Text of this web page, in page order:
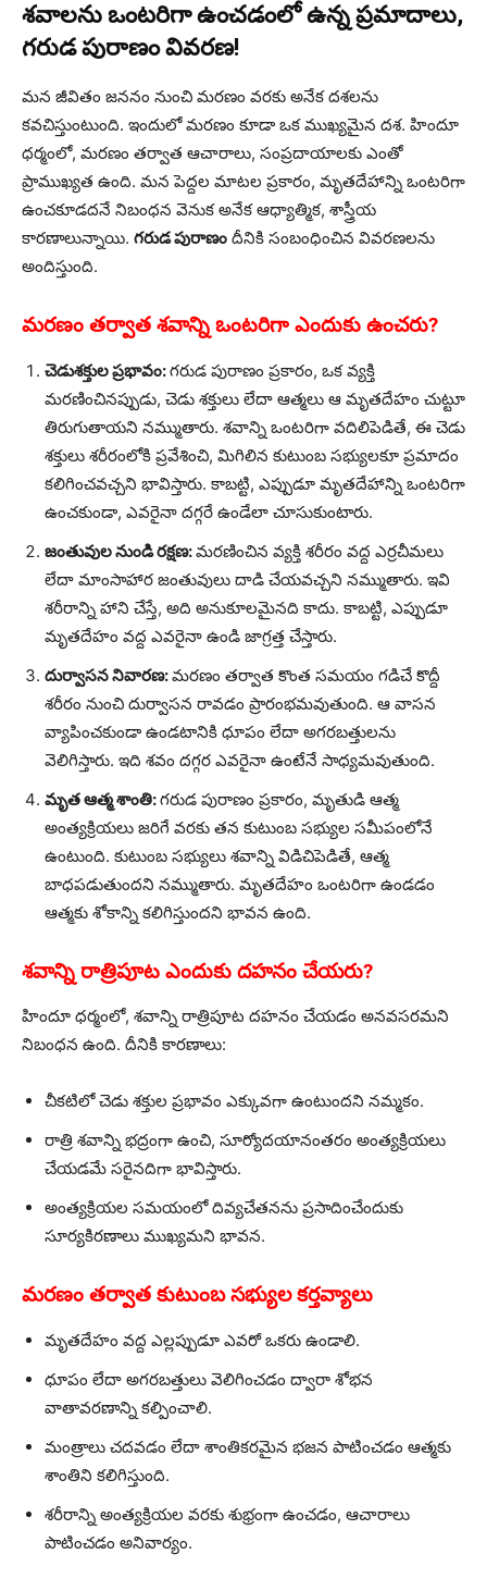
శవాలను ఒంటరిగా ఉంచడంలో ఉన్న ప్రమాదాలు,
గరుడ పురాణం వివరణ!
మన జీవితం జననం నుంచి మరణం వరకు అనేక దశలను
కవచిస్తుంటుంది. ఇందులో మరణం కూడా ఒక ముఖ్యమైన దశ. హిందూ
ధర్మంలో, మరణం తర్వాత ఆచారాలు, సంప్రదాయాలకు ఎంతో
ప్రాముఖ్యత ఉంది. మన పెద్దల మాటల ప్రకారం, మృతదేహాన్ని ఒంటరిగా
ఉంచకూడదనే నిబంధన వెనుక అనేక ఆధ్యాత్మిక, శాస్త్రీయ
కారణాలున్నాయి. గరుడ పురాణం దీనికి సంబంధించిన వివరణలను
అందిస్తుంది.
మరణం తర్వాత శవాన్ని ఒంటరిగా ఎందుకు ఉంచరు?
చెడుశక్తుల ప్రభావం:గరుడ పురాణం ప్రకారం, ఒక వ్యక్తి
మరణించినప్పుడు, చెడు శక్తులు లేదా ఆత్మలు ఆ మృతదేహం చుట్టూ
తిరుగుతాయని నమ్ముతారు. శవాన్ని ఒంటరిగా వదిలిపెడితే, ఈ చెడు
శక్తులు శరీరంలోకి ప్రవేశించి, మిగిలిన కుటుంబ సభ్యులకూ ప్రమాదం
కలిగించవచ్చని భావిస్తారు. కాబట్టి, ఎప్పుడూ మృతదేహాన్ని ఒంటరిగా
ఉంచకుండా, ఎవరైనా దగ్గరే ఉండేలా చూసుకుంటారు.
జంతువుల నుండి రక్షణ:మరణించిన వ్యక్తి శరీరం వద్ద ఎర్రచీమలు
లేదా మాంసాహార జంతువులు దాడి చేయవచ్చని నమ్ముతారు. ఇవి
శరీరాన్ని హాని చేస్తే, అది అనుకూలమైనది కాదు. కాబట్టి, ఎప్పుడూ
మృతదేహం వద్ద ఎవరైనా ఉండి జాగ్రత్త చేస్తారు.
దుర్వాసన నివారణ:మరణం తర్వాత కొంత సమయం గడిచే కొద్దీ
శరీరం నుంచి దుర్వాసన రావడం ప్రారంభమవుతుంది. ఆ వాసన
వ్యాపించకుండా ఉండటానికి ధూపం లేదా అగరబత్తులను
వెలిగిస్తారు. ఇది శవం దగ్గర ఎవరైనా ఉంటేనే సాధ్యమవుతుంది.
మృత ఆత్మ శాంతి:గరుడ పురాణం ప్రకారం, మృతుడి ఆత్మ
అంత్యక్రియలు జరిగే వరకు తన కుటుంబ సభ్యుల సమీపంలోనే
ఉంటుంది. కుటుంబ సభ్యులు శవాన్ని విడిచిపెడితే, ఆత్మ
బాధపడుతుందని నమ్ముతారు. మృతదేహం ఒంటరిగా ఉండడం
ఆత్మకు శోకాన్ని కలిగిస్తుందని భావన ఉంది.
శవాన్ని రాత్రిపూట ఎందుకు దహనం చేయరు?
హిందూ ధర్మంలో, శవాన్ని రాత్రిపూట దహనం చేయడం అనవసరమని
నిబంధన ఉంది. దీనికి కారణాలు:
చీకటిలో చెడు శక్తుల ప్రభావం ఎక్కువగా ఉంటుందని నమ్మకం.
రాత్రి శవాన్ని భద్రంగా ఉంచి, సూర్యోదయానంతరం అంత్యక్రియలు
చేయడమే సరైనదిగా భావిస్తారు.
అంత్యక్రియల సమయంలో దివ్యచేతనను ప్రసాదించేందుకు
సూర్యకిరణాలు ముఖ్యమని భావన.
మరణం తర్వాత కుటుంబ సభ్యుల కర్తవ్యాలు
మృతదేహం వద్ద ఎల్లప్పుడూ ఎవరో ఒకరు ఉండాలి.
ధూపం లేదా అగరబత్తులు వెలిగించడం ద్వారా శోభన
వాతావరణాన్ని కల్పించాలి.
మంత్రాలు చదవడం లేదా శాంతికరమైన భజన పాటించడం ఆత్మకు
శాంతిని కలిగిస్తుంది.
శరీరాన్ని అంత్యక్రియల వరకు శుభ్రంగా ఉంచడం, ఆచారాలు
పాటించడం అనివార్యం.